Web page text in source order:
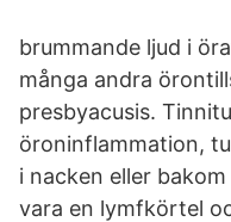
brummande ljud i
många andra
presbyacusis.
öroninflammation,
i nacken eller
vara en lymfkörtel